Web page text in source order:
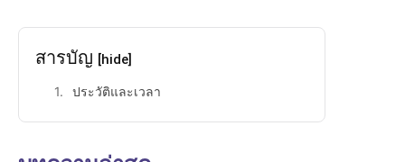
สารบัญ [hide]
ประวัติและเวลา